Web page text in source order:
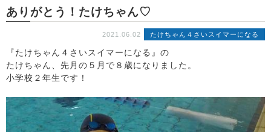
ありがとう！たけちゃん♡
2021.06.02 たけちゃん４さいスイマーになる
『たけちゃん４さいスイマーになる』の
たけちゃん、先月の５月で８歳になりました。
小学校２年生です！